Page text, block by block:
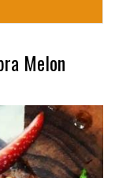
Melon